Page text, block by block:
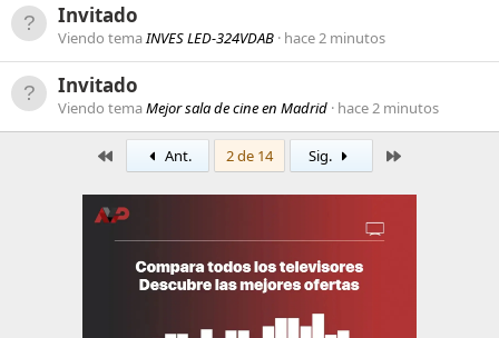
Invitado
Viendo temaINVES LED-324VDAB hace 2 minutos
Invitado
Viendo temaMejor sala de cine en Madrid hace 2 minutos
PrimeroAnt. 2 de 14 Sig.